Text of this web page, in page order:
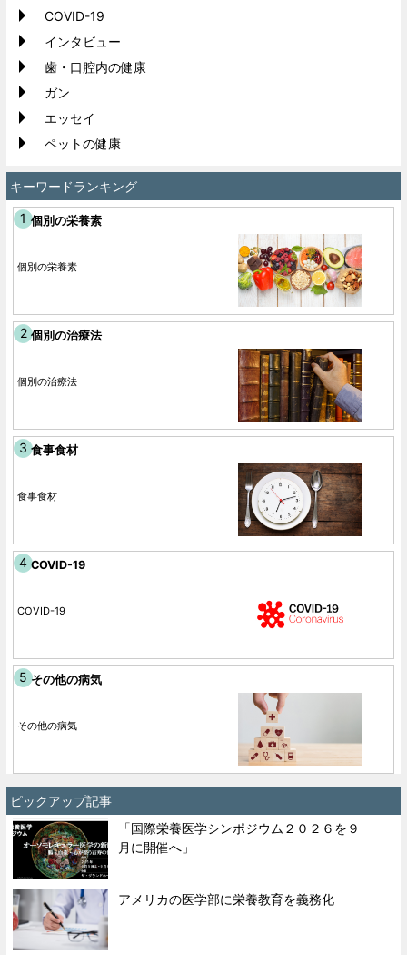
COVID-19
インタビュー
歯・口腔内の健康
ガン
エッセイ
ペットの健康
キーワードランキング
個別の栄養素
個別の栄養素
個別の治療法
個別の治療法
食事食材
食事食材
COVID-19
COVID-19
その他の病気
その他の病気
ピックアップ記事
「国際栄養医学シンポジウム２０２６を９
月に開催へ」
アメリカの医学部に栄養教育を義務化